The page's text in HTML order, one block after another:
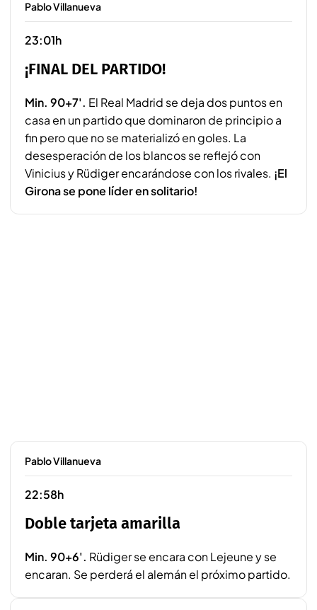
Pablo Villanueva
23:01h
¡FINAL DEL PARTIDO!
Min. 90+7'. El Real Madrid se deja dos puntos en
casa en un partido que dominaron de principio a
fin pero que no se materializó en goles. La
desesperación de los blancos se reflejó con
Vinicius y Rüdiger encarándose con los rivales. ¡El
Girona se pone líder en solitario!
Pablo Villanueva
22:58h
Doble tarjeta amarilla
Min. 90+6'. Rüdiger se encara con Lejeune y se
encaran. Se perderá el alemán el próximo partido.